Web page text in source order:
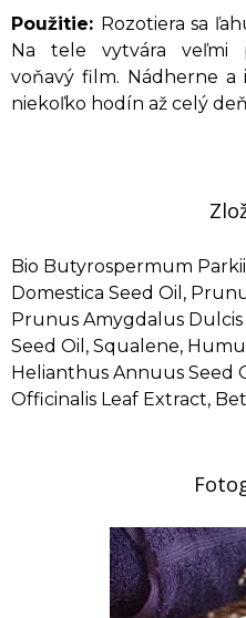
Použitie: Rozotiera sa
Na tele vytvára veľmi
voňavý film. Nádherne
niekoľko hodín až celý
Bio Butyrospermum
Domestica Seed Oil,
Prunus Amygdalus
Seed Oil, Squalene,
Helianthus Annuus Seed
Officinalis Leaf Extract,